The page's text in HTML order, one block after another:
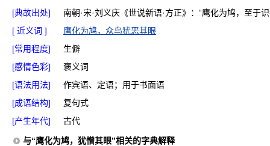
[典故出处]
南朝·宋·刘义庆《世说新语·方正》：“鹰化为鸠，至于
[ 近义词 ]
鹰化为鸠，众鸟犹恶其眼
[常用程度]
生僻
[感情色彩]
褒义词
[语法用法]
作宾语、定语；用于书面语
[成语结构]
复句式
[产生年代]
古代
与“鹰化为鸠，犹憎其眼”相关的字典解释